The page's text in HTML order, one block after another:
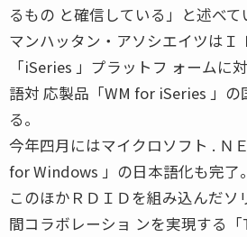
るもの と確信している」と述べて
マンハッタン・アソシエイツはＩ
「iSeries 」プラットフ ォームに
語対 応製品「WM for iSeries 」の
る。
今年四月にはマイクロソフト . Ｎ
for Windows 」の日本語化も完了。
このほかＲＤＩＤを組み込んだソ
間コラボレーショ ンを実現する